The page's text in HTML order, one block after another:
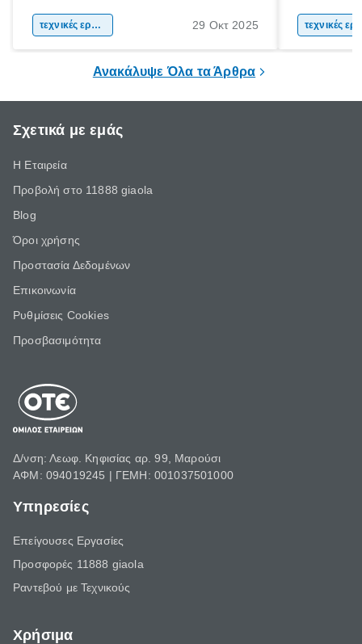
πολύ χαμηλό κόστος το μεγαλύτερο
τεχνικές εργασίες 29 Οκτ 2025
υδραυλικά
Ανακάλυψε Όλα τα Άρθρα
Σχετικά με εμάς
Η Εταιρεία
Προβολή στο 11888 giaola
Blog
Όροι χρήσης
Προστασία Δεδομένων
Επικοινωνία
Ρυθμίσεις Cookies
Προσβασιμότητα
Δ/νση: Λεωφ. Κηφισίας αρ. 99, Μαρούσι
ΑΦΜ: 094019245 | ΓΕΜΗ: 001037501000
Υπηρεσίες
Επείγουσες Εργασίες
Προσφορές 11888 giaola
Ραντεβού με Τεχνικούς
Χρήσιμα